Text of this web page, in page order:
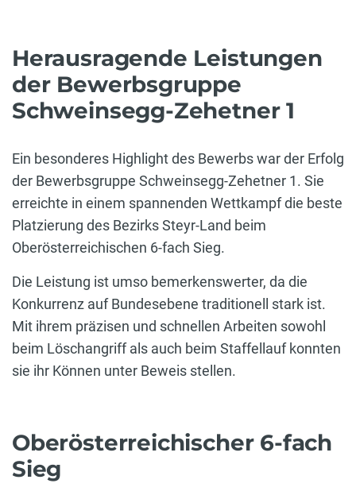
Herausragende Leistungen
der Bewerbsgruppe
Schweinsegg-Zehetner 1
Ein besonderes Highlight des Bewerbs war der Erfolg
der Bewerbsgruppe Schweinsegg-Zehetner 1. Sie
erreichte in einem spannenden Wettkampf die beste
Platzierung des Bezirks Steyr-Land beim
Oberösterreichischen 6-fach Sieg.
Die Leistung ist umso bemerkenswerter, da die
Konkurrenz auf Bundesebene traditionell stark ist.
Mit ihrem präzisen und schnellen Arbeiten sowohl
beim Löschangriff als auch beim Staffellauf konnten
sie ihr Können unter Beweis stellen.
Oberösterreichischer 6-fach
Sieg